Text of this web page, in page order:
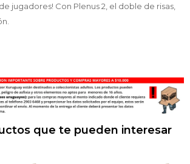
jugadores! Con Plenus 2, el doble de risas,
que te pueden interesar